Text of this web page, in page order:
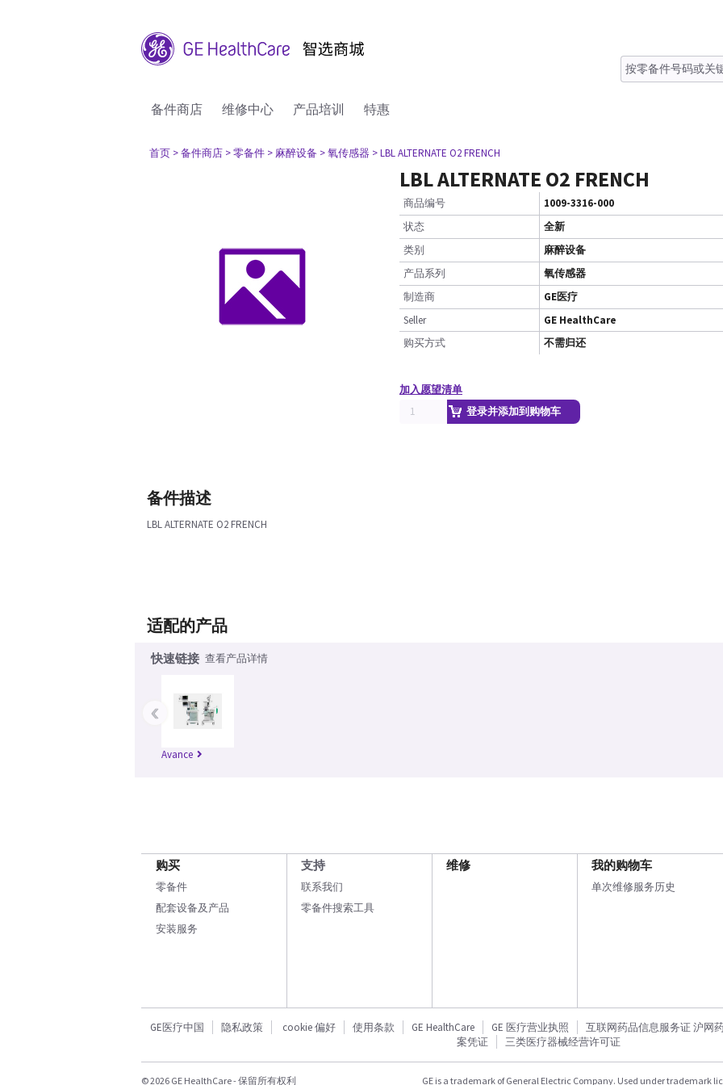
备件商店 维修中心 产品培训 特惠
首页 > 备件商店 > 零备件 > 麻醉设备 > 氧传感器 > LBL ALTERNATE O2 FRENCH
LBL ALTERNATE O2 FRENCH
商品编号
1009-3316-000
状态
全新
类别
麻醉设备
产品系列
氧传感器
制造商
GE医疗
Seller
GE HealthCare
购买方式
不需归还
加入愿望清单
登录并添加到购物车
备件描述
LBL ALTERNATE O2 FRENCH
适配的产品
快速链接 查看产品详情
Avance
‹
购买
零备件
配套设备及产品
安装服务
支持
联系我们
零备件搜索工具
维修 我的购物车
单次维修服务历史
GE医疗中国 隐私政策 cookie 偏好 使用条款 GE HealthCare GE 医疗营业执照
互联网药品信息服务证 沪网
案凭证
三类医疗器械经营许可证
© 2026 GE HealthCare - 保留所有权利 GE is a trademark of General Electric Company. Used under trademark